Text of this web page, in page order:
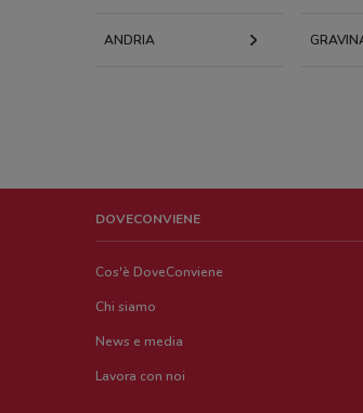
ANDRIA
DOVECONVIENE
Cos'è DoveConviene
Chi siamo
News e media
Lavora con noi